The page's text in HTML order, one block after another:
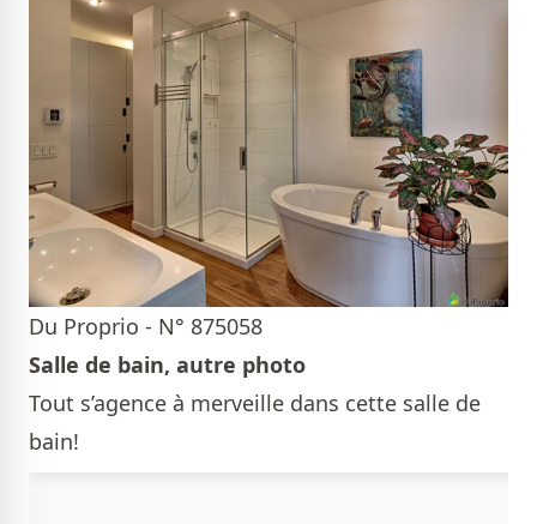
Du Proprio - N° 875058
Salle de bain, autre photo
Tout s’agence à merveille dans cette salle de
bain!